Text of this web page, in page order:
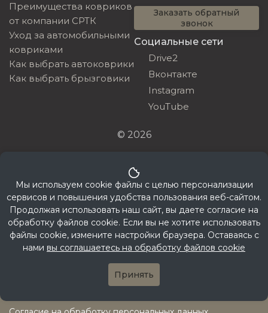
Преимущества ковриков
от компании СРТК
Уход за автомобильными
ковриками
Как выбрать автоковрики
Как выбрать брызговики
Заказать обратный
звонок
Социальные сети
Drive2
Вконтакте
Instagram
YouTube
© 2026
Саранская резинотехническая компания,
ИНН 132608385198, ОГРНИП 321132600032032
Политика конфиденциальности
Мы используем cookie файлы с целью персонализации
сервисов и повышения удобства пользования веб-сайтом.
Продолжая использовать наш сайт, вы даете согласие на
обработку файлов cookie. Если вы не хотите использовать
файлы cookie, измените настройки браузера. Оставаясь с
нами вы соглашаетесь на обработку файлов cookie
Принять